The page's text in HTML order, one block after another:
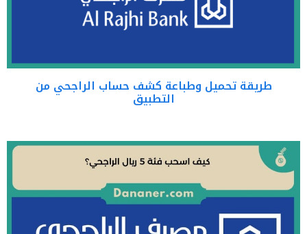
طريقة تحميل وطباعة كشف حساب الراجحي من
التطبيق